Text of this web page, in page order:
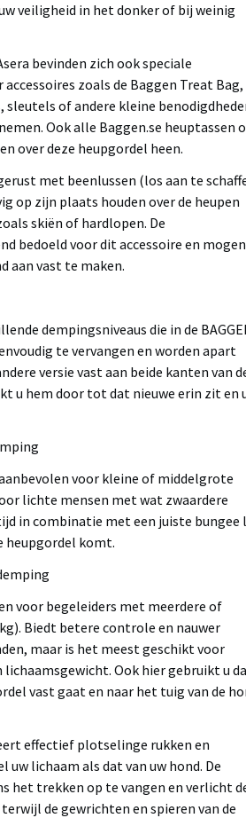
veiligheid in het donker of bij weinig
bevinden zich ook speciale
zoals de Baggen Treat Bag,
sleutels of andere kleine
Ook alle Baggen.se heuptassen
over deze heupgordel heen.
met beenlussen (los aan te
op zijn plaats houden over de heupen
skiën of hardlopen. De
bedoeld voor dit accessoire en mogen
aan vast te maken.
dempingsniveaus die in de
te vervangen en worden apart
versie vast aan beide kanten van
u hem door tot dat nieuwe erin zit en
voor kleine of middelgrote
lichte mensen met wat zwaardere
in combinatie met een juiste bungee
heupgordel komt.
voor begeleiders met meerdere of
Biedt betere controle en nauwer
maar is het meest geschikt voor
Ook hier gebruikt u
vast gaat en naar het tuig van de
effectief plotselinge rukken en
lichaam als dat van uw hond. De
het trekken op te vangen en verlicht
de gewrichten en spieren van de